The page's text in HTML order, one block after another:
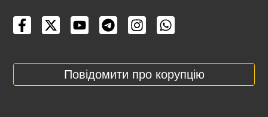
Повідомити про корупцію